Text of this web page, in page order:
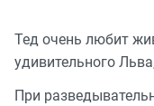
Тед очень любит
удивительного
При